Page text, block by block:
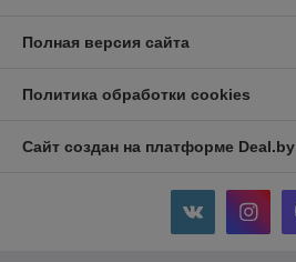
Полная версия сайта
Политика обработки cookies
Сайт создан на платформе Deal.by